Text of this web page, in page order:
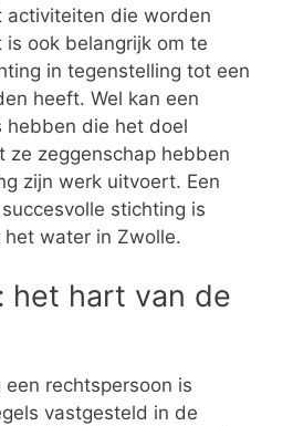
activiteiten die worden
ook belangrijk om te
in tegenstelling tot een
heeft. Wel kan een
hebben die het doel
ze zeggenschap hebben
zijn werk uitvoert. Een
stichting is
water in Zwolle.
het hart van de
rechtspersoon is
vastgesteld in de